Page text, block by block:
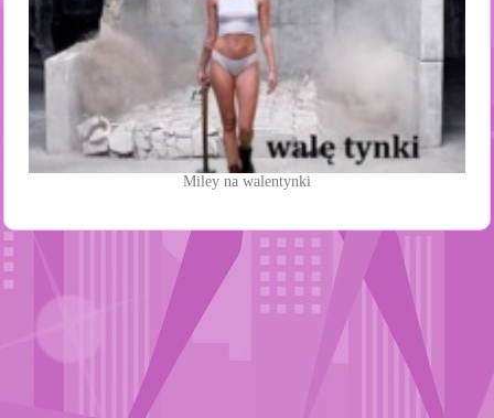
Miley na walentynki